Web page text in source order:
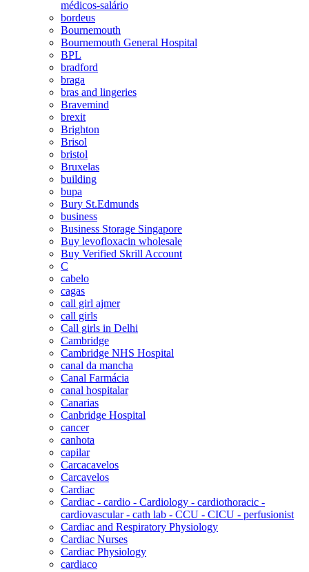
médicos-salário
bordeus
Bournemouth
Bournemouth General Hospital
BPL
bradford
braga
bras and lingeries
Bravemind
brexit
Brighton
Brisol
bristol
Bruxelas
building
bupa
Bury St.Edmunds
business
Business Storage Singapore
Buy levofloxacin wholesale
Buy Verified Skrill Account
C
cabelo
cagas
call girl ajmer
call girls
Call girls in Delhi
Cambridge
Cambridge NHS Hospital
canal da mancha
Canal Farmácia
canal hospitalar
Canarias
Canbridge Hospital
cancer
canhota
capilar
Carcacavelos
Carcavelos
Cardiac
Cardiac - cardio - Cardiology - cardiothoracic -
cardiovascular - cath lab - CCU - CICU - perfusionist
Cardiac and Respiratory Physiology
Cardiac Nurses
Cardiac Physiology
cardiaco